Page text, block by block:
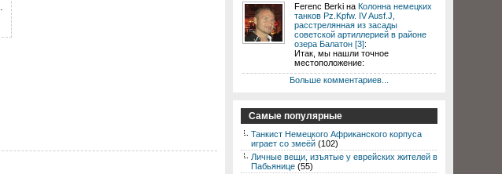
.
Ferenc Berki на Колонна немецких
танков Pz.Kpfw. IV Ausf.J,
расстрелянная из засады
советской артиллерией в районе
озера Балатон [3]:
Итак, мы нашли точное
местоположение:
Больше комментариев...
Самые популярные
Танкист Немецкого Африканского корпуса
играет со змеёй (102)
Личные вещи, изъятые у еврейских жителей в
Пабьянице (55)